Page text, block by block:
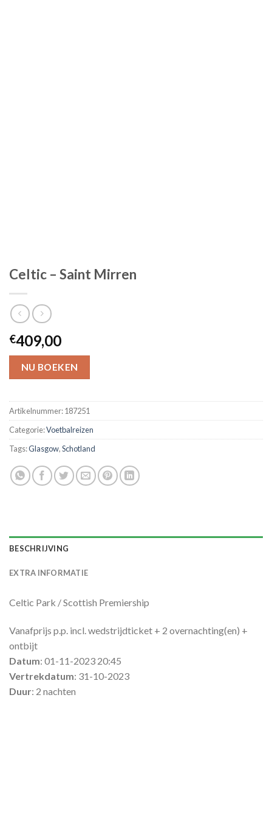
Celtic – Saint Mirren
€409,00
NU BOEKEN
Artikelnummer:187251
Categorie:Voetbalreizen
Tags:Glasgow,Schotland
BESCHRIJVING
EXTRA INFORMATIE
Celtic Park / Scottish Premiership
Vanafprijs p.p. incl. wedstrijdticket + 2 overnachting(en) +
ontbijt
Datum: 01-11-2023 20:45
Vertrekdatum: 31-10-2023
Duur: 2 nachten